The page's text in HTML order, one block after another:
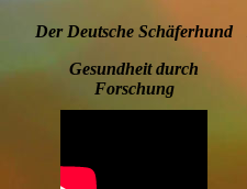
Der Deutsche Schäferhund
Gesundheit durch
Forschung